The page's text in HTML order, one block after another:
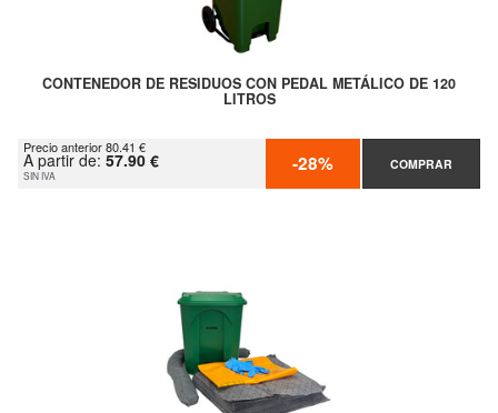
CONTENEDOR DE RESIDUOS CON PEDAL METÁLICO DE 120
LITROS
Precio anterior 80.41 €
A partir de: 57.90 €
SIN IVA -28% COMPRAR